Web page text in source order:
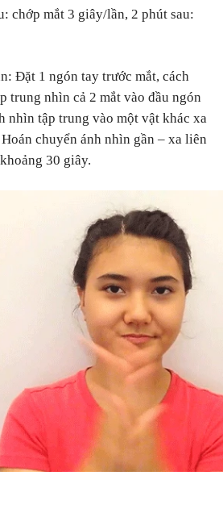
chớp mắt 3 giây/lần, 2 phút sau:
Đặt 1 ngón tay trước mắt, cách
trung nhìn cả 2 mắt vào đầu ngón
nhìn tập trung vào một vật khác xa
chuyển ánh nhìn gần – xa liên
30 giây.